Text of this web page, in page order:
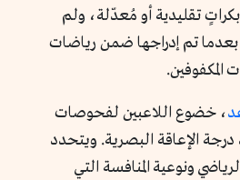
بكراتٍ تقليدية أو مُعدّلة، ولم
بعدما تم إدراجها ضمن رياضات
المكفوفين.
، خضوع اللاعبين لفحوصات
الإعاقة البصرية. ويتحدد
ونوعية المنافسة التي